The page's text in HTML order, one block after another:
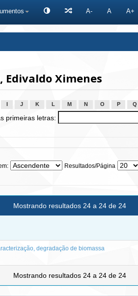
A- A A+
Ximenes
J K L M N O P Q
primeiras letras:
Resultados/Página
Mostrando resultados 24 a 24 de 24
degradação de biomassa
Mostrando resultados 24 a 24 de 24